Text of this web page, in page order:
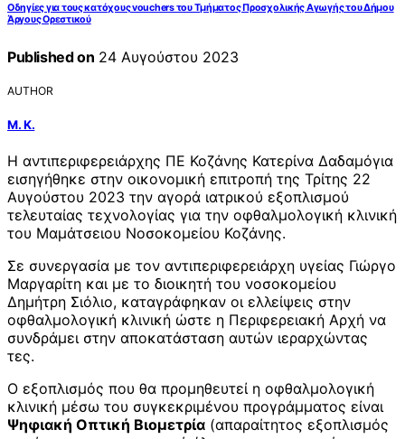
Οδηγίες για τους κατόχους vouchers του Τμήματος Προσχολικής Αγωγής του Δήμου
Άργους Ορεστικού
Published on 24 Αυγούστου 2023
AUTHOR
Μ. Κ.
Η αντιπεριφερειάρχης ΠΕ Κοζάνης Κατερίνα Δαδαμόγια
εισηγήθηκε στην οικονομική επιτροπή της Τρίτης 22
Αυγούστου 2023 την αγορά ιατρικού εξοπλισμού
τελευταίας τεχνολογίας για την οφθαλμολογική κλινική
του Μαμάτσειου Νοσοκομείου Κοζάνης.
Σε συνεργασία με τον αντιπεριφερειάρχη υγείας Γιώργο
Μαργαρίτη και με το διοικητή του νοσοκομείου
Δημήτρη Σιόλιο, καταγράφηκαν οι ελλείψεις στην
οφθαλμολογική κλινική ώστε η Περιφερειακή Αρχή να
συνδράμει στην αποκατάσταση αυτών ιεραρχώντας
τες.
Ο εξοπλισμός που θα προμηθευτεί η οφθαλμολογική
κλινική μέσω του συγκεκριμένου προγράμματος είναι
Ψηφιακή Οπτική Βιομετρία (απαραίτητος εξοπλισμός